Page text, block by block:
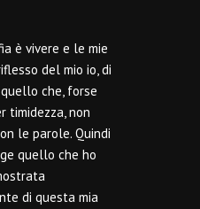
è vivere e le mie
del mio io, di
che, forse
timidezza, non
le parole. Quindi
quello che ho
di questa mia